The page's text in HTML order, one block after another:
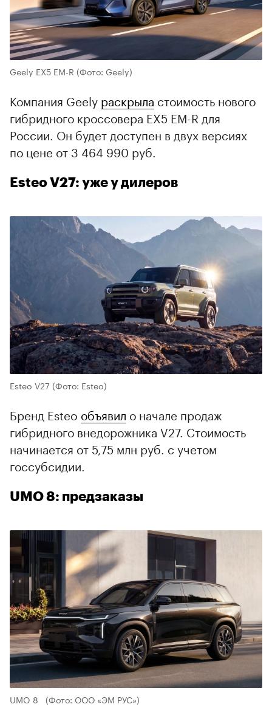
Geely EX5 EM-R (Фото: Geely)
Компания Geely раскрыла стоимость нового
гибридного кроссовера EX5 EM-R для
России. Он будет доступен в двух версиях
по цене от 3 464 990 руб.
Esteo V27: уже у дилеров
Esteo V27 (Фото: Esteo)
Бренд Esteo объявил о начале продаж
гибридного внедорожника V27. Стоимость
начинается от 5,75 млн руб. с учетом
госсубсидии.
UMO 8: предзаказы
UMO 8 (Фото: ООО «ЭМ РУС»)